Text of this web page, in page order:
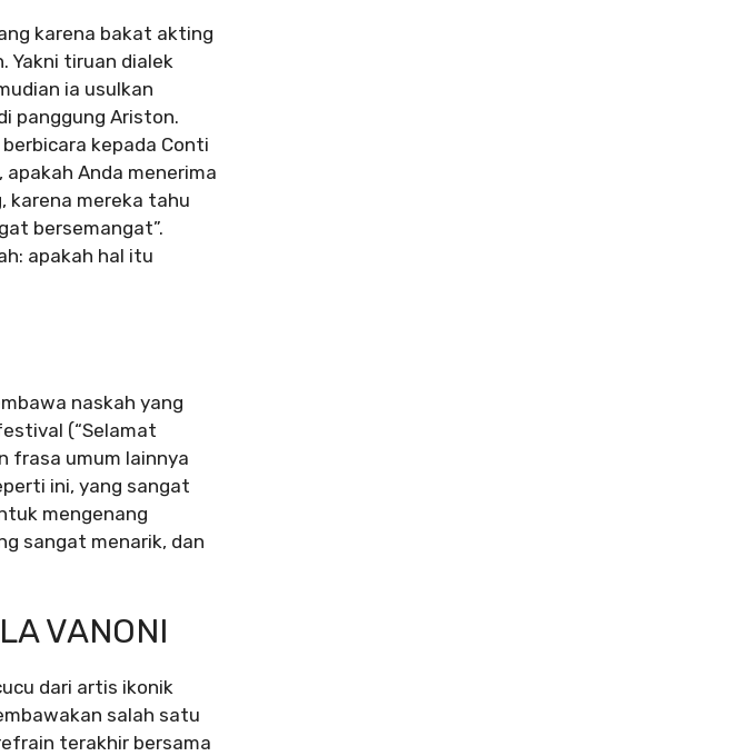
karena bakat akting
Yakni tiruan dialek
ia usulkan
panggung Ariston.
kepada Conti
Anda menerima
karena mereka tahu
bersemangat”.
apakah hal itu
naskah yang
(“Selamat
frasa umum lainnya
ini, yang sangat
mengenang
sangat menarik, dan
VANONI
dari artis ikonik
salah satu
terakhir bersama